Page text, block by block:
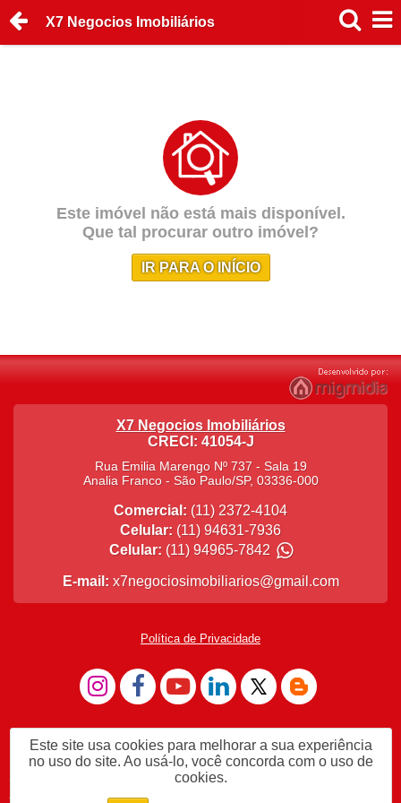
X7 Negocios Imobiliários
Este imóvel não está mais disponível.
Que tal procurar outro imóvel?
IR PARA O INÍCIO
Me Chame no WhatsApp
X7 Negocios Imobiliários
CRECI: 41054-J
Rua Emilia Marengo Nº 737 - Sala 19
Analia Franco- São Paulo/SP, 03336-000
Comercial: (11) 2372-4104
Celular: (11) 94631-7936
Celular: (11) 94965-7842
E-mail: x7negociosimobiliarios@gmail.com
Política de Privacidade
Este site usa cookies para melhorar a sua experiência
no uso do site. Ao usá-lo, você concorda com o uso de
cookies.